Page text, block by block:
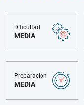
Dificultad
MEDIA
Preparación
MEDIA